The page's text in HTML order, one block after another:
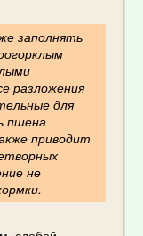
заполнять
разложения
для
пшена
приводит
не